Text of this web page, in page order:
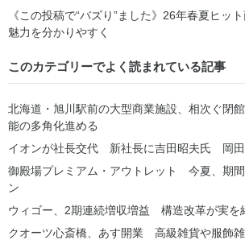
《この投稿で“バズり”ました》26年春夏ヒ
魅力を分かりやすく
このカテゴリーでよく読まれている記事
北海道・旭川駅前の大型商業施設、相次ぐ閉
能の多角化進める
イオンが社長交代 新社長に吉田昭夫氏 岡田
御殿場プレミアム・アウトレット 今夏、期
ン
ウィゴー、2期連続増収増益 構造改革が実を
クオーツ心斎橋、あす開業 高級雑貨や服飾